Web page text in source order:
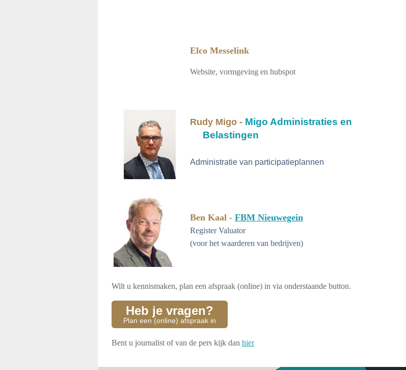
Elco Messelink
Website, vormgeving en hubspot
Rudy Migo - Migo Administraties en
Belastingen
Administratie van participatieplannen
Ben Kaal - FBM Nieuwegein
Register Valuator
(voor het waarderen van bedrijven)
Wilt u kennismaken, plan een afspraak (online) in via onderstaande button.
Heb je vragen?
Plan een (online) afspraak in
Bent u journalist of van de pers kijk dan hier